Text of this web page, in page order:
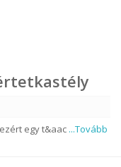
egy t&aac ...Tovább